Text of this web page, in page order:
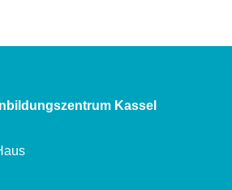
Kassel